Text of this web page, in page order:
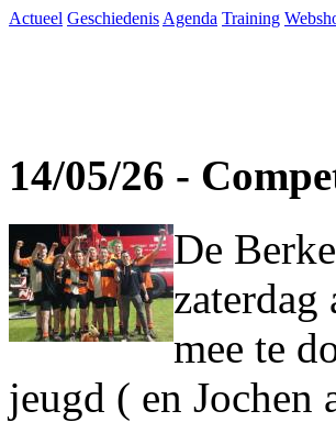
Actueel Geschiedenis Agenda Training
14/05/26 -
De
mee te
jeugd ( en Jochen